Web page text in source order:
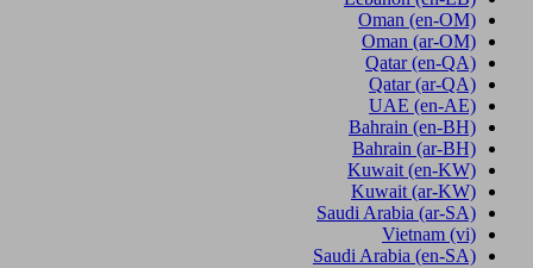
Oman (en-OM)
Oman (ar-OM)
Qatar (en-QA)
Qatar (ar-QA)
UAE (en-AE)
Bahrain (en-BH)
Bahrain (ar-BH)
Kuwait (en-KW)
Kuwait (ar-KW)
Saudi Arabia (ar-SA)
Vietnam (vi)
Saudi Arabia (en-SA)